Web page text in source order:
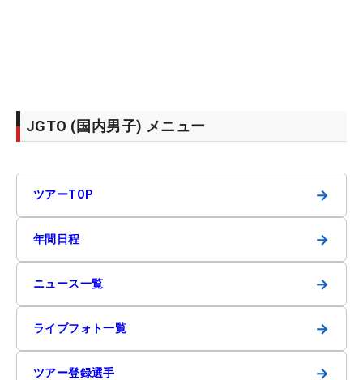
JGTO (国内男子) メニュー
ツアーTOP →
年間日程 →
ニュース一覧 →
ライブフォト一覧 →
ツアー登録選手 →